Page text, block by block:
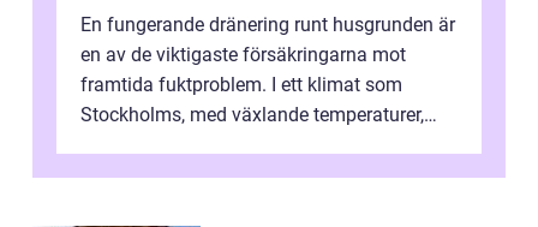
En fungerande dränering runt husgrunden är
en av de viktigaste försäkringarna mot
framtida fuktproblem. I ett klimat som
Stockholms, med växlande temperaturer,